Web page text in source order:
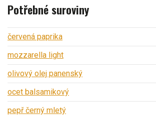
Potřebné suroviny
červená paprika
mozzarella light
olivový olej panenský
ocet balsamikový
pepř černý mletý